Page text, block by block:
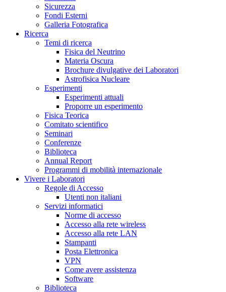
Sicurezza
Fondi Esterni
Galleria Fotografica
Ricerca
Temi di ricerca
Fisica del Neutrino
Materia Oscura
Brochure divulgative dei Laboratori
Astrofisica Nucleare
Esperimenti
Esperimenti attuali
Proporre un esperimento
Fisica Teorica
Comitato scientifico
Seminari
Conferenze
Biblioteca
Annual Report
Programmi di mobilità internazionale
Vivere i Laboratori
Regole di Accesso
Utenti non italiani
Servizi informatici
Norme di accesso
Accesso alla rete wireless
Accesso alla rete LAN
Stampanti
Posta Elettronica
VPN
Come avere assistenza
Software
Biblioteca